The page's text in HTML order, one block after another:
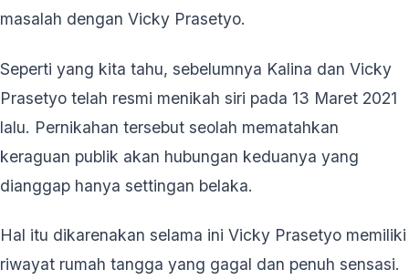
masalah dengan Vicky Prasetyo.
Seperti yang kita tahu, sebelumnya Kalina dan Vicky
Prasetyo telah resmi menikah siri pada 13 Maret 2021
lalu. Pernikahan tersebut seolah mematahkan
keraguan publik akan hubungan keduanya yang
dianggap hanya settingan belaka.
Hal itu dikarenakan selama ini Vicky Prasetyo memiliki
riwayat rumah tangga yang gagal dan penuh sensasi.